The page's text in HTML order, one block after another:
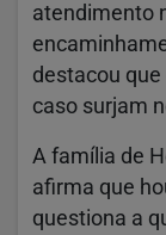
atendimento
destacou
caso surjam
A família de
afirma que
questiona a